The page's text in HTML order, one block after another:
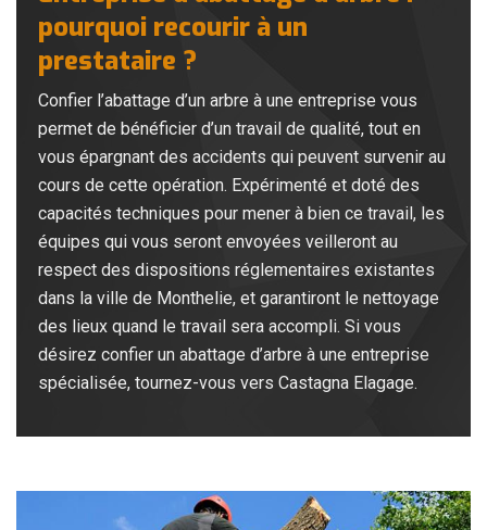
pourquoi recourir à un
prestataire ?
Confier l’abattage d’un arbre à une entreprise vous
permet de bénéficier d’un travail de qualité, tout en
vous épargnant des accidents qui peuvent survenir au
cours de cette opération. Expérimenté et doté des
capacités techniques pour mener à bien ce travail, les
équipes qui vous seront envoyées veilleront au
respect des dispositions réglementaires existantes
dans la ville de Monthelie, et garantiront le nettoyage
des lieux quand le travail sera accompli. Si vous
désirez confier un abattage d’arbre à une entreprise
spécialisée, tournez-vous vers Castagna Elagage.